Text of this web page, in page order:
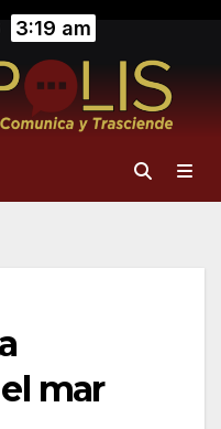
3:19 am
mar